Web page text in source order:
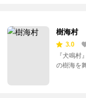
樹海村
3.0
『犬鳴
の樹海を